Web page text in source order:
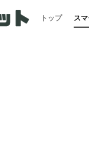
トップ ス